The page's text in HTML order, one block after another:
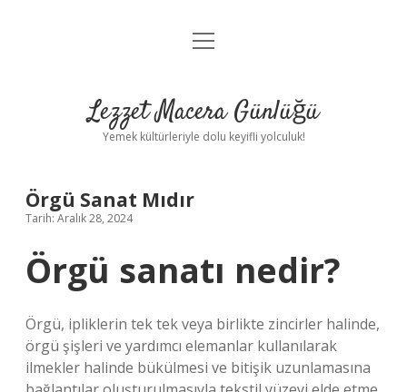
Anasayfa
Yasal Uyarı
menüyü
Lezzet Macera Günlüğü
Yemek kültürleriyle dolu keyifli yolculuk!
Örgü Sanat Mıdır
Tarih: Aralık 28, 2024
Örgü sanatı nedir?
Örgü, ipliklerin tek tek veya birlikte zincirler halinde,
örgü şişleri ve yardımcı elemanlar kullanılarak
ilmekler halinde bükülmesi ve bitişik uzunlamasına